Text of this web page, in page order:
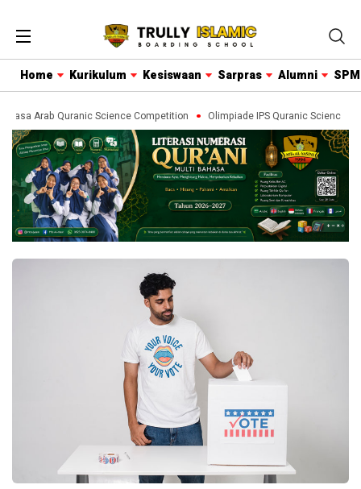
Home Kurikulum Kesiswaan Sarpras Alumni
Arab Quranic Science Competition Olimpiade IPS Quranic Science